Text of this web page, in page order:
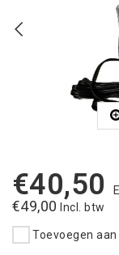
€40,50
€49,00 Incl. btw
Toevoegen